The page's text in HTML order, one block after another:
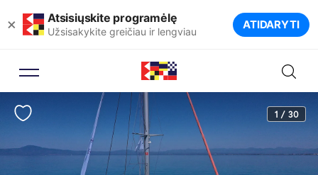
× Atsisiųskite programėlę
Užsisakykite greičiau ir lengviau ATIDARYTI
1 / 30